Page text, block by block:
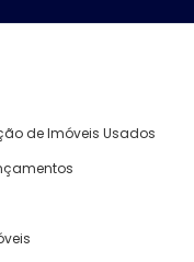
de Imóveis Usados